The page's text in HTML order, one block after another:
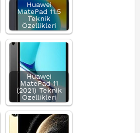
Huawei
MatePad 11.5
Teknik
Özellikleri
Huawei
MatePad 11
(2021) Teknik
Özellikleri